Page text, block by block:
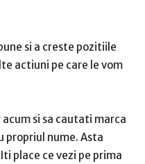
si a creste pozitiile
actiuni pe care le vom
si sa cautati marca
propriul nume. Asta
Iti place ce vezi pe prima